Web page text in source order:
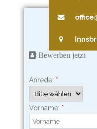
Bewerben jetzt
Anrede: *
Vorname: *